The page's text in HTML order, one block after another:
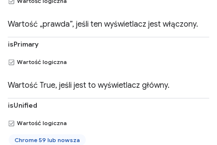
Wartość „prawda”, jeśli ten wyświetlacz jest włączony.
isPrimary
Wartość logiczna
Wartość True, jeśli jest to wyświetlacz główny.
isUnified
Wartość logiczna
Chrome 59 lub nowsza